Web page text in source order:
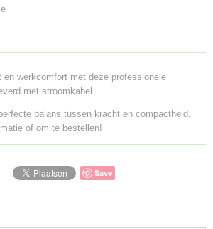
en werkcomfort met deze professionele
met stroomkabel.
balans tussen kracht en compactheid.
of om te bestellen!
Save